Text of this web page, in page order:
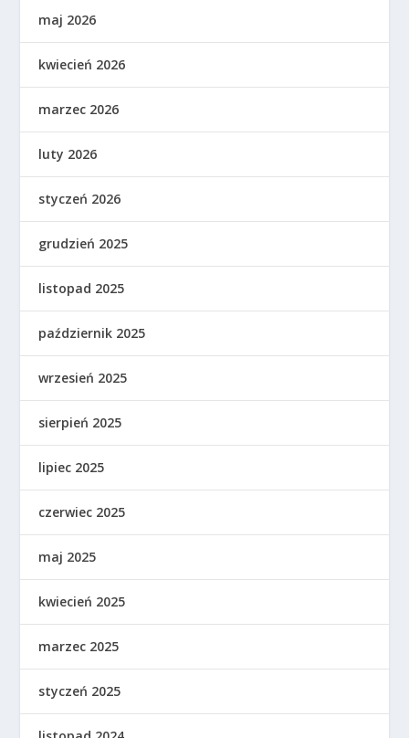
maj 2026
kwiecień 2026
marzec 2026
luty 2026
styczeń 2026
grudzień 2025
listopad 2025
październik 2025
wrzesień 2025
sierpień 2025
lipiec 2025
czerwiec 2025
maj 2025
kwiecień 2025
marzec 2025
styczeń 2025